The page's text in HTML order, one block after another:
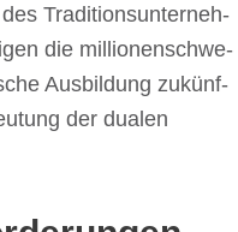
Tradi­ti­ons­un­ter­neh­
die millio­nen­schwe­
Ausbil­dung zukünf­
der dualen